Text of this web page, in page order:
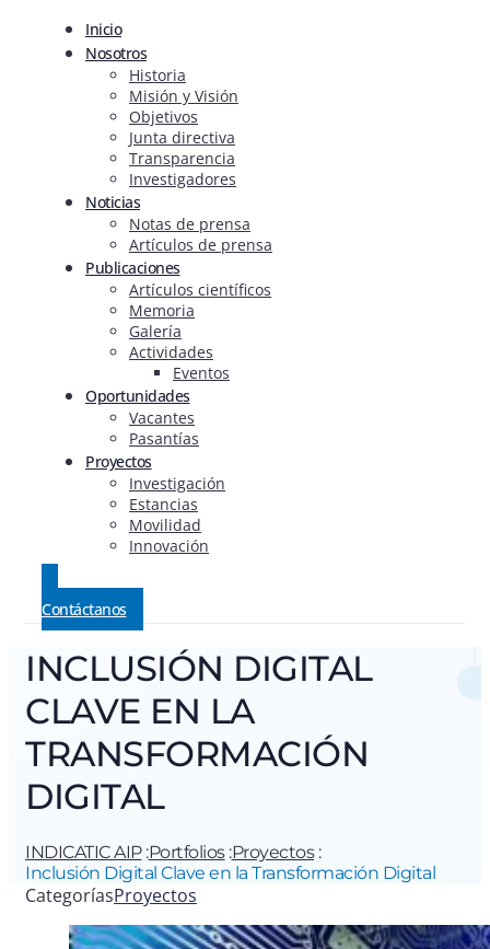
Inicio
Nosotros
Historia
Misión y Visión
Objetivos
Junta directiva
Transparencia
Investigadores
Noticias
Notas de prensa
Artículos de prensa
Publicaciones
Artículos científicos
Memoria
Galería
Actividades
Eventos
Oportunidades
Vacantes
Pasantías
Proyectos
Investigación
Estancias
Movilidad
Innovación
Contáctanos
INCLUSIÓN DIGITAL
CLAVE EN LA
TRANSFORMACIÓN
DIGITAL
INDICATIC AIP:Portfolios:Proyectos:
Inclusión Digital Clave en la Transformación Digital
CategoríasProyectos